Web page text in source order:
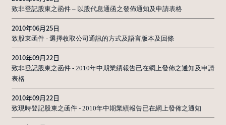
致非登記股東之函件 – 以股代息通函之發佈通知及申請表格
2010年06月25日
致股東函件 - 選擇收取公司通訊的方式及語言版本及回條
2010年09月22日
致非登記股東之函件 - 2010年中期業績報告已在網上發佈之通知及申請
表格
2010年09月22日
致現時登記股東之函件 - 2010年中期業績報告已在網上發佈之通知